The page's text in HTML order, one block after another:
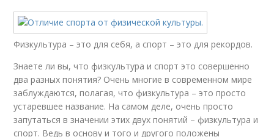
Физкультура – это для себя, а спорт – это для рекордов.
Знаете ли вы, что физкультура и спорт это совершенно
два разных понятия? Очень многие в современном мире
заблуждаются, полагая, что физкультура – это просто
устаревшее название. На самом деле, очень просто
запутаться в значении этих двух понятий – физкультура и
спорт. Ведь в основу и того и другого положены